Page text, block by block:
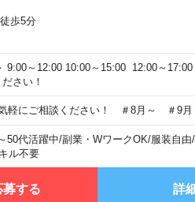
歩5分
9:00～12:00 10:00～15:00 12:00～
さい！
軽にご相談ください！ ＃8月～ ＃9月
50代活躍中/副業・WワークOK/服装自由/
ル不要
募する 詳